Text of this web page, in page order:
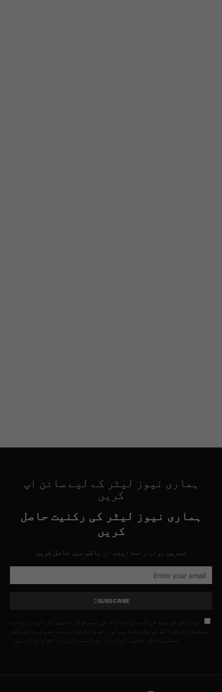
ہماری نیوز لیٹر کے لیے سائن اپ
کریں
ہماری نیوز لیٹر کی رکنیت حاصل
کریں
خبریں براہِ راست اپنے ان باکس میں حاصل کریں
SUBSCRIBE
اس باکس کو چیک کر کے، آپ اس بات کی تصدیق کرتے ہیں کہ آپ نے ہمارے
استعمال کی شرائط کو پڑھ لیا ہے اور اس فارم کے ذریعے جمع کروائی گئی
معلومات کے ذخیرہ کرنے کے حوالے سے ان سے اتفاق کرتے ہیں۔